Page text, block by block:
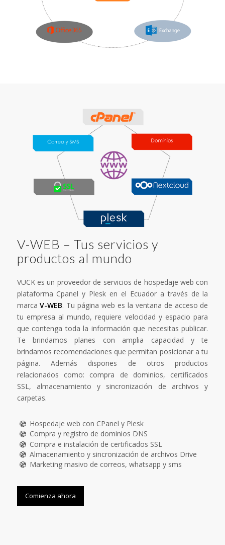
V-WEB – Tus servicios y
productos al mundo
VUCK es un proveedor de servicios de hospedaje web con
plataforma Cpanel y Plesk en el Ecuador a través de la
marcaV-WEB. Tu página web es la ventana de acceso de
tu empresa al mundo, requiere velocidad y espacio para
que contenga toda la información que necesitas publicar.
Te brindamos planes con amplia capacidad y te
brindamos recomendaciones que permitan posicionar a tu
página. Además dispones de otros productos
relacionados como: compra de dominios, certificados
SSL, almacenamiento y sincronización de archivos y
carpetas.
Hospedaje web con CPanel y Plesk
Compra y registro de dominios DNS
Compra e instalación de certificados SSL
Almacenamiento y sincronización de archivos Drive
Marketing masivo de correos, whatsapp y sms
Comienza ahora